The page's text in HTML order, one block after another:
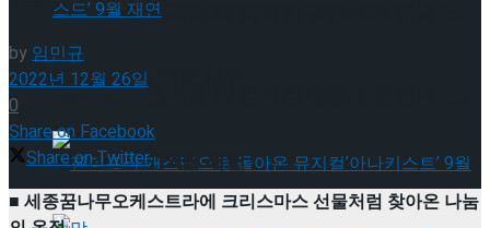
‘로미오와 줄리엣’의 발칙한 평행세계,연극 ‘스
타크로스드’ 9월 재연
‘로미오와 줄리엣’의 발칙한 평행세계,연극 ‘스
타크로스드’ 9월 재연
by임민규
2022년 12월 26일
0
Share on Facebook
Share on Twitter
■ 세종꿈나무오케스트라에 크리스마스 선물처럼 찾아온 나눔